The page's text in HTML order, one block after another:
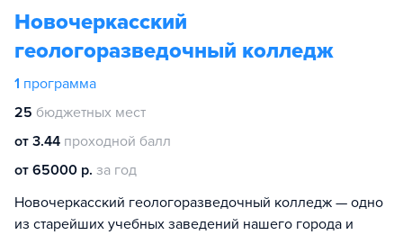
Новочеркасский
геологоразведочный колледж
1 программа
25 бюджетных мест
от 3.44 проходной балл
от 65000 р. за год
Новочеркасский геологоразведочный колледж — одно
из старейших учебных заведений нашего города и